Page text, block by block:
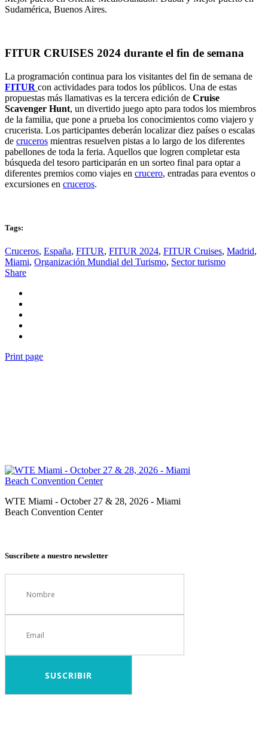
Sudamérica, Buenos Aires.
FITUR CRUISES 2024 durante el fin de semana
La programación continua para los visitantes del fin de semana de
FITUR con actividades para todos los públicos. Una de estas
propuestas más llamativas es la tercera edición de Cruise
Scavenger Hunt, un divertido juego apto para todos los miembros
de la familia, que pone a prueba los conocimientos como viajero y
crucerista. Los participantes deberán localizar diez países o escalas
de cruceros mientras resuelven pistas a lo largo de los diferentes
pabellones de toda la feria. Aquellos que logren completar esta
búsqueda del tesoro participarán en un sorteo final para optar a
diferentes premios como viajes en crucero, entradas para eventos o
excursiones en cruceros.
Tags:
Cruceros, España, FITUR, FITUR 2024, FITUR Cruises, Madrid,
Miami, Organización Mundial del Turismo, Sector turismo
Share
Print page
WTE Miami - October 27 & 28, 2026 - Miami
Beach Convention Center
Suscríbete a nuestro newsletter